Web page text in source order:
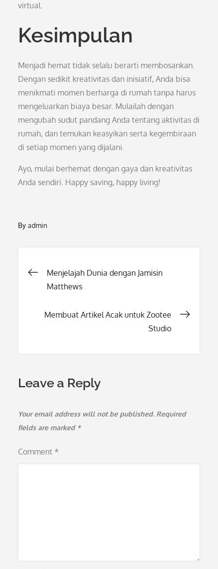
virtual.
Kesimpulan
Menjadi hemat tidak selalu berarti membosankan.
Dengan sedikit kreativitas dan inisiatif, Anda bisa
menikmati momen berharga di rumah tanpa harus
mengeluarkan biaya besar. Mulailah dengan
mengubah sudut pandang Anda tentang aktivitas di
rumah, dan temukan keasyikan serta kegembiraan
di setiap momen yang dijalani.
Ayo, mulai berhemat dengan gaya dan kreativitas
Anda sendiri. Happy saving, happy living!
Byadmin
Post
Menjelajah Dunia dengan Jamisin
Matthews
Membuat Artikel Acak untuk Zootee
Studio
Leave a Reply
Your email address will not be published. Required
fields are marked *
Comment *